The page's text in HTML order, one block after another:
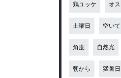
鶏ユッケ オ
土曜日 空い
角度 自然光
朝から 猛暑日